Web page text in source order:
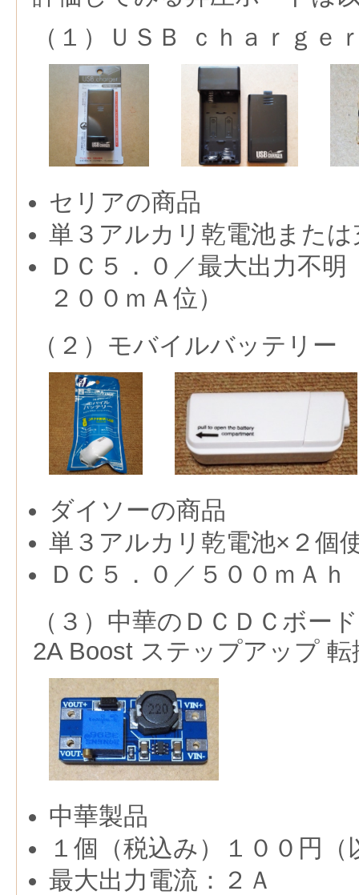
（１）ＵＳＢ ｃｈａｒｇｅ
セリアの商品
単３アルカリ乾電池また
ＤＣ５．０／最大出力不
２００ｍＡ位）
（２）モバイルバッテリー
ダイソーの商品
単３アルカリ乾電池×２個
ＤＣ５．０／５００ｍＡｈ
（３）中華のＤＣＤＣボー
2A Boost ステップアップ
中華製品
１個（税込み）１００円（
最大出力電流：２Ａ